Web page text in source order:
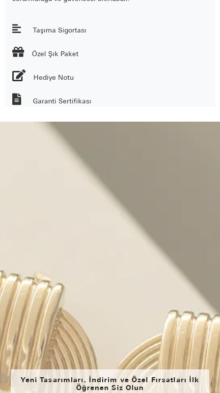
Taşıma Sigortası
 Özel Şık Paket
Hediye Notu
Garanti Sertifikası
Yeni Tasarımları, İndirim ve Özel Fırsatları İlk
Öğrenen Siz Olun